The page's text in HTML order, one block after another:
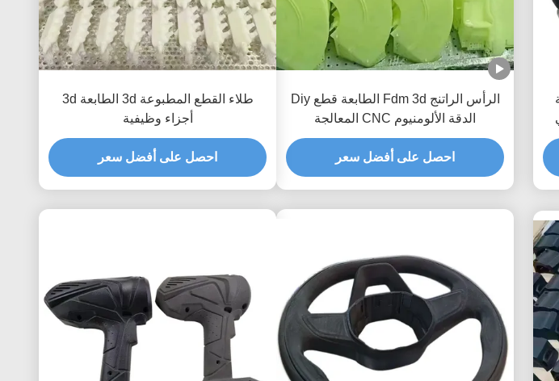
الرأس الراتنج Fdm 3d الطابعة قطع Diy
الدقة الألومنيوم CNC المعالجة
احصل على أفضل سعر
طلاء القطع المطبوعة 3d الطابعة 3d
أجزاء وظيفية
احصل على أفضل سعر